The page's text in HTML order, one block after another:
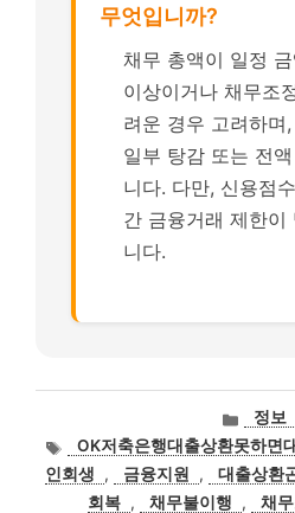
무엇입니까?
채무 총액이 일정
이상이거나 채무조
려운 경우 고려하며
일부 탕감 또는 전
니다. 다만, 신용점
간 금융거래 제한이
니다.
카
테
고
리
정보
태
그
OK저축은행대출상환못하면
인회생
, 금융지원 , 대출상환
회복 , 채무불이행 , 채